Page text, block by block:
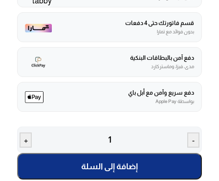
قسم فاتورتك حتى 4 دفعات
بدون فوائد مع تمارا
دفع آمن بالبطاقات البنكية
مدى، فيزا، وماستركارد
دفع سريع وآمن مع أبل باي
بواسطة Apple Pay
-
+
إضافة إلى السلة